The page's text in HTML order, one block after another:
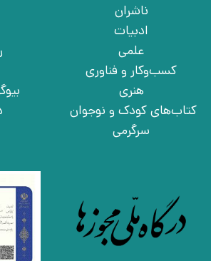
ناشران
ادبیات
علمی
کسب‌وکار و فناوری
هنری
کتاب‌های کودک و نوجوان
سرگرمی